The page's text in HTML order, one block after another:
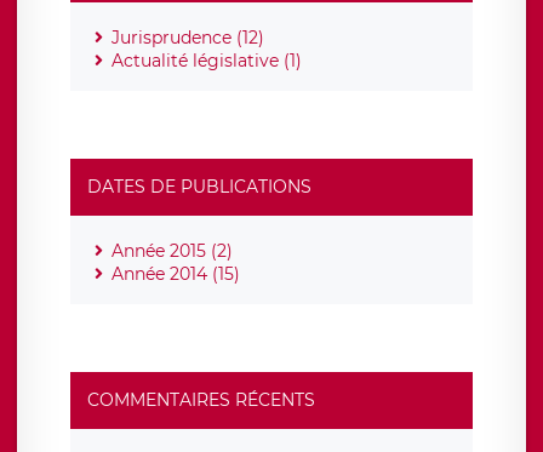
Jurisprudence (12)
Actualité législative (1)
DATES DE PUBLICATIONS
Année 2015 (2)
Année 2014 (15)
COMMENTAIRES RÉCENTS